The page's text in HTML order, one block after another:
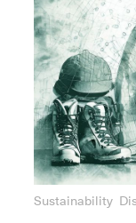
Sustainability